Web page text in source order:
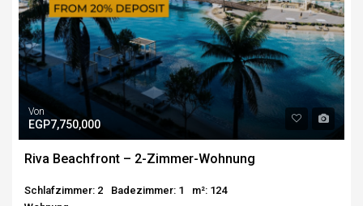
Von
EGP7,750,000
Riva Beachfront – 2-Zimmer-Wohnung
Schlafzimmer: 2 Badezimmer: 1
m²: 124